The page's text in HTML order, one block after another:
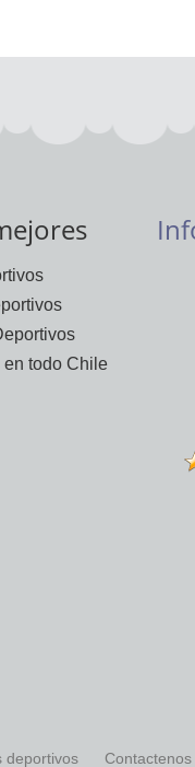
en todo Chile
deportivos Contactenos